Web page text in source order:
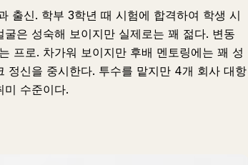
출신. 학부 3학년 때 시험에 합격하여 학생 시
은 성숙해 보이지만 실제로는 꽤 젊다. 변동
프로. 차가워 보이지만 후배 멘토링에는 꽤 성
정신을 중시한다. 투수를 맡지만 4개 회사 대항
미 수준이다.